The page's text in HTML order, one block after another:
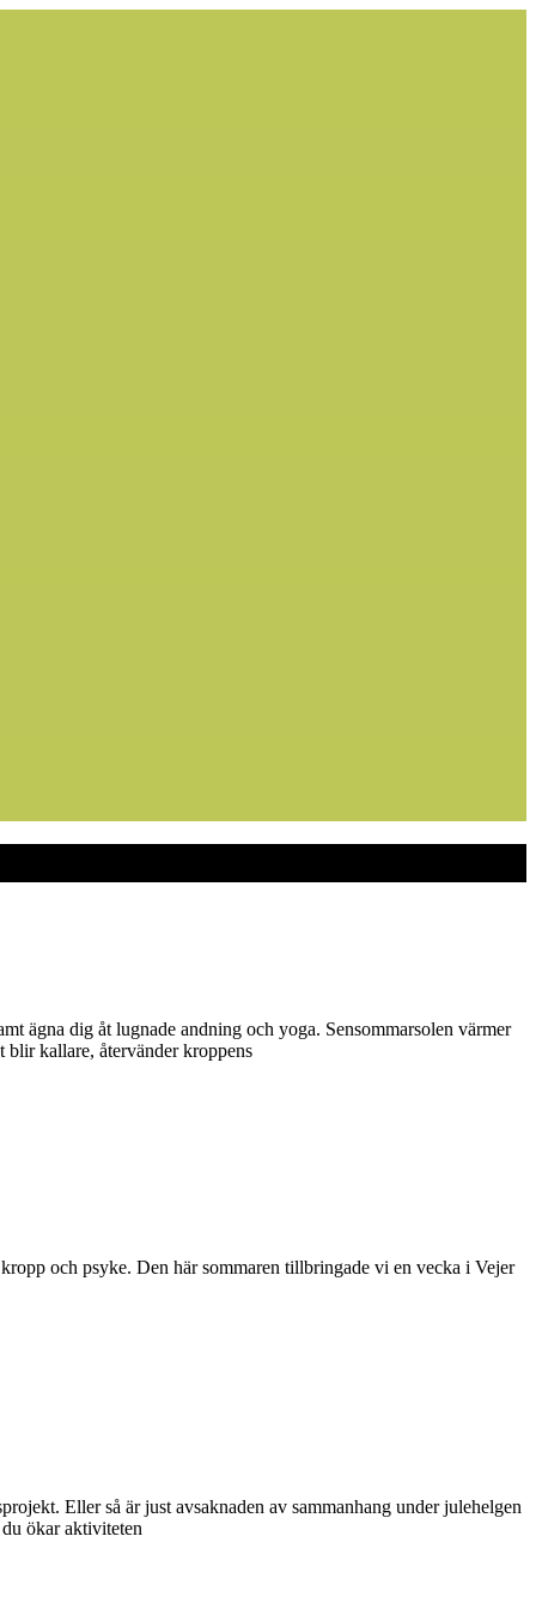
ägna dig åt lugnade andning och yoga. Sensommarsolen värmer
blir kallare, återvänder kroppens
och psyke. Den här sommaren tillbringade vi en vecka i Vejer
Eller så är just avsaknaden av sammanhang under julehelgen
ökar aktiviteten